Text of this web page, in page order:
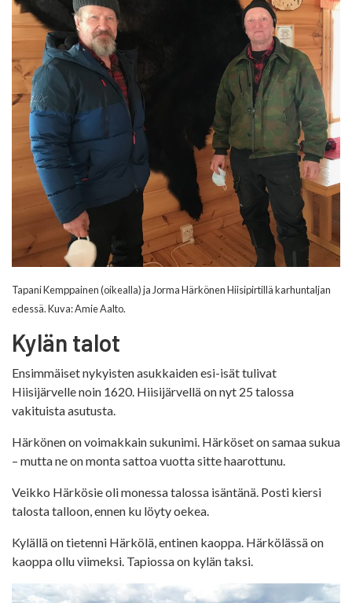
Tapani Kemppainen (oikealla) ja Jorma Härkönen Hiisipirtillä karhuntaljan
edessä. Kuva: Amie Aalto.
Kylän talot
Ensimmäiset nykyisten asukkaiden esi-isät tulivat
Hiisijärvelle noin 1620. Hiisijärvellä on nyt 25 talossa
vakituista asutusta.
Härkönen on voimakkain sukunimi. Härköset on samaa sukua
– mutta ne on monta sattoa vuotta sitte haarottunu.
Veikko Härkösie oli monessa talossa isäntänä. Posti kiersi
talosta talloon, ennen ku löyty oekea.
Kylällä on tietenni Härkölä, entinen kaoppa. Härkölässä on
kaoppa ollu viimeksi. Tapiossa on kylän taksi.